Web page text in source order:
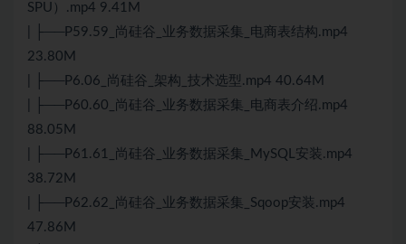
SPU）.mp4 9.41M
| ├──P59.59_尚硅谷_业务数据采集_电商表结构.mp4
23.80M
| ├──P6.06_尚硅谷_架构_技术选型.mp4 40.64M
| ├──P60.60_尚硅谷_业务数据采集_电商表介绍.mp4
88.05M
| ├──P61.61_尚硅谷_业务数据采集_MySQL安装.mp4
38.72M
| ├──P62.62_尚硅谷_业务数据采集_Sqoop安装.mp4
47.86M